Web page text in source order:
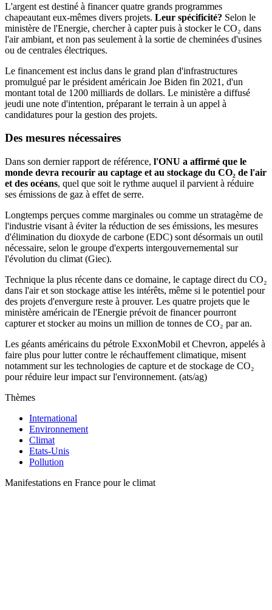
L'argent est destiné à financer quatre grands programmes
chapeautant eux-mêmes divers projets. Leur spécificité? Selon le
ministère de l'Energie, chercher à capter puis à stocker le CO₂ dans
l'air ambiant, et non pas seulement à la sortie de cheminées d'usines
ou de centrales électriques.
Le financement est inclus dans le grand plan d'infrastructures
promulgué par le président américain Joe Biden fin 2021, d'un
montant total de 1200 milliards de dollars. Le ministère a diffusé
jeudi une note d'intention, préparant le terrain à un appel à
candidatures pour la gestion des projets.
Des mesures nécessaires
Dans son dernier rapport de référence, l'ONU a affirmé que le
monde devra recourir au captage et au stockage du CO₂ de l'air
et des océans, quel que soit le rythme auquel il parvient à réduire
ses émissions de gaz à effet de serre.
Longtemps perçues comme marginales ou comme un stratagème de
l'industrie visant à éviter la réduction de ses émissions, les mesures
d'élimination du dioxyde de carbone (EDC) sont désormais un outil
nécessaire, selon le groupe d'experts intergouvernemental sur
l'évolution du climat (Giec).
Technique la plus récente dans ce domaine, le captage direct du CO₂
dans l'air et son stockage attise les intérêts, même si le potentiel pour
des projets d'envergure reste à prouver. Les quatre projets que le
ministère américain de l'Energie prévoit de financer pourront
capturer et stocker au moins un million de tonnes de CO₂ par an.
Les géants américains du pétrole ExxonMobil et Chevron, appelés à
faire plus pour lutter contre le réchauffement climatique, misent
notamment sur les technologies de capture et de stockage de CO₂
pour réduire leur impact sur l'environnement. (ats/ag)
Thèmes
International
Environnement
Climat
Etats-Unis
Pollution
Manifestations en France pour le climat